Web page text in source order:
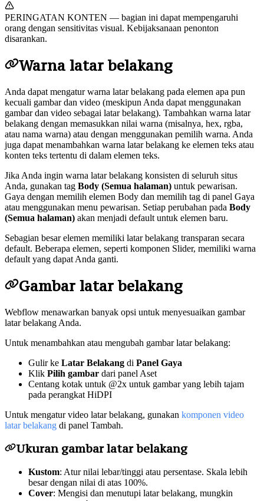
PERINGATAN KONTEN — bagian ini dapat mempengaruhi
orang dengan sensitivitas visual. Kebijaksanaan penonton
disarankan.
Warna latar belakang
Anda dapat mengatur warna latar belakang pada elemen apa pun
kecuali gambar dan video (meskipun Anda dapat menggunakan
gambar dan video sebagai latar belakang). Tambahkan warna latar
belakang dengan memasukkan nilai warna (misalnya, hex, rgba,
atau nama warna) atau dengan menggunakan pemilih warna. Anda
juga dapat menambahkan warna latar belakang ke elemen teks atau
konten teks tertentu di dalam elemen teks.
Jika Anda ingin warna latar belakang konsisten di seluruh situs
Anda, gunakan tag Body (Semua halaman) untuk pewarisan.
Gaya dengan memilih elemen Body dan memilih tag di panel Gaya
atau menggunakan menu pewarisan. Setiap perubahan pada Body
(Semua halaman) akan menjadi default untuk elemen baru.
Sebagian besar elemen memiliki latar belakang transparan secara
default. Beberapa elemen, seperti komponen Slider, memiliki warna
default yang dapat Anda ganti.
Gambar latar belakang
Webflow menawarkan banyak opsi untuk menyesuaikan gambar
latar belakang Anda.
Untuk menambahkan atau mengubah gambar latar belakang:
Gulir ke Latar Belakang di Panel Gaya
Klik Pilih gambar dari panel Aset
Centang kotak untuk @2x untuk gambar yang lebih tajam
pada perangkat HiDPI
Untuk mengatur video latar belakang, gunakan komponen video
latar belakang di panel Tambah.
Ukuran gambar latar belakang
Kustom: Atur nilai lebar/tinggi atau persentase. Skala lebih
besar dengan nilai di atas 100%.
Cover: Mengisi dan menutupi latar belakang, mungkin